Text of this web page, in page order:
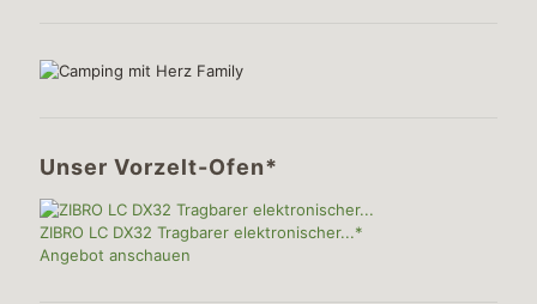
Unser Vorzelt-Ofen*
ZIBRO LC DX32 Tragbarer elektronischer...*
Angebot anschauen